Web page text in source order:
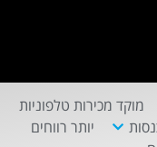
מוקד מכירות טלפוניות​
יותר רווחים​